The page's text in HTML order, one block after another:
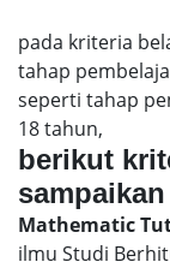
pada kriteria
tahap
seperti tahap
18 tahun,
berikut
sampaikan
Mathematic
ilmu Studi